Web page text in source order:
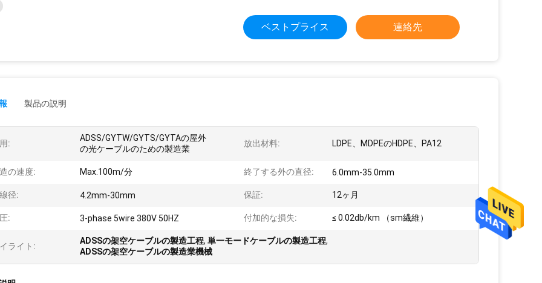
ベストプライス 連絡先
製品の説明
:
ADSS/GYTW/GYTS/GYTAの屋外
の光ケーブルのための製造業
放出材料: LDPE、MDPEのHDPE、PA12
の速度: Max.100m/分 終了する外の直径: 6.0mm-35.0mm
径: 4.2mm-30mm 保証: 12ヶ月
: 3-phase 5wire 380V 50HZ 付加的な損失: ≤ 0.02db/km （sm繊維）
ライト:
ADSSの架空ケーブルの製造工程, 単一モードケーブルの製造工程,
ADSSの架空ケーブルの製造業機械